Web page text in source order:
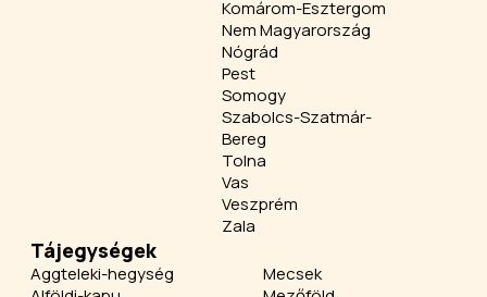
Komárom-Esztergom
Nem Magyarország
Nógrád
Pest
Somogy
Szabolcs-Szatmár-
Bereg
Tolna
Vas
Veszprém
Zala
Tájegységek
Aggteleki-hegység
Mecsek